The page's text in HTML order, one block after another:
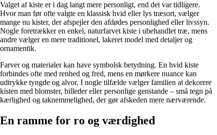
Valget af kiste er i dag langt mere personligt, end det var tidligere.
Hvor man før ofte valgte en klassisk hvid eller lys træsort, vælger
mange nu kister, der afspejler den afdødes personlighed eller livssyn.
Nogle foretrækker en enkel, naturfarvet kiste i ubehandlet træ, mens
andre vælger en mere traditionel, lakeret model med detaljer og
ornamentik.
Farver og materialer kan have symbolsk betydning. En hvid kiste
forbindes ofte med renhed og fred, mens en mørkere nuance kan
udtrykke tyngde og alvor. I nogle tilfælde vælger familien at dekorere
kisten med blomster, billeder eller personlige genstande – små tegn på
kærlighed og taknemmelighed, der gør afskeden mere nærværende.
En ramme for ro og værdighed